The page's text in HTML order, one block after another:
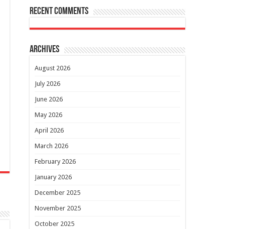
Recent Comments
Archives
August 2026
July 2026
June 2026
May 2026
April 2026
March 2026
February 2026
January 2026
December 2025
November 2025
October 2025